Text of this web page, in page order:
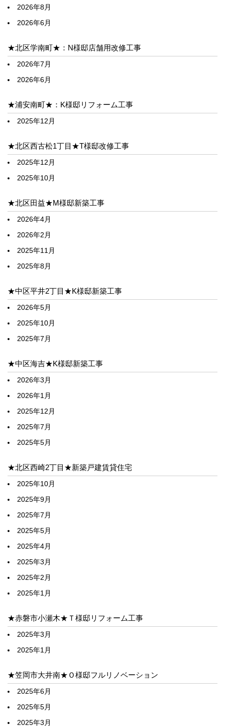
2026年8月
2026年6月
★北区学南町★：N様邸店舗用改修工事
2026年7月
2026年6月
★浦安南町★：K様邸リフォーム工事
2025年12月
★北区西古松1丁目★T様邸改修工事
2025年12月
2025年10月
★北区田益★M様邸新築工事
2026年4月
2026年2月
2025年11月
2025年8月
★中区平井2丁目★K様邸新築工事
2026年5月
2025年10月
2025年7月
★中区海吉★K様邸新築工事
2026年3月
2026年1月
2025年12月
2025年7月
2025年5月
★北区西崎2丁目★新築戸建賃貸住宅
2025年10月
2025年9月
2025年7月
2025年5月
2025年4月
2025年3月
2025年2月
2025年1月
★赤磐市小瀬木★Ｔ様邸リフォーム工事
2025年3月
2025年1月
★笠岡市大井南★Ｏ様邸フルリノベーション
2025年6月
2025年5月
2025年3月